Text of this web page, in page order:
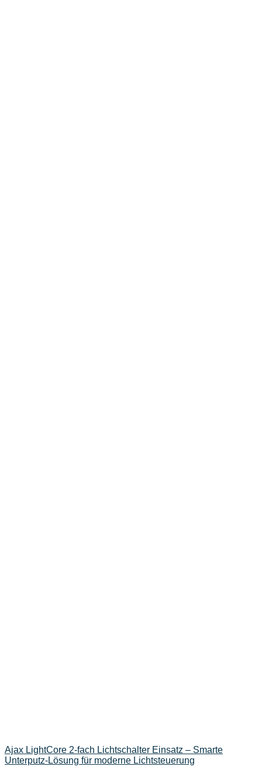
Ajax LightCore 2-fach Lichtschalter Einsatz – Smarte
Unterputz‑Lösung für moderne Lichtsteuerung